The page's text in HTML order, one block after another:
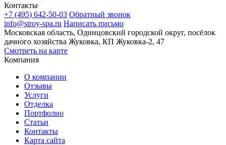
Контакты
+7 (495) 642-50-03 Обратный звонок
info@stroy-spa.ru Написать письмо
Московская область, Одинцовский городской округ, посёлок
дачного хозяйства Жуковка, КП Жуковка-2, 47
Смотреть на карте
Компания
О компании
Отзывы
Услуги
Отделка
Портфолио
Статьи
Контакты
Карта сайта